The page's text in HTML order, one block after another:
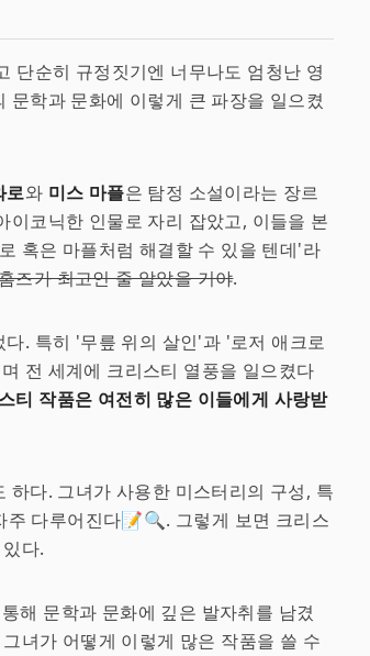
단순히 규정짓기엔 너무나도 엄청난 영
학과 문화에 이렇게 큰 파장을 일으켰
로와 미스 마플은 탐정 소설이라는 장르
이코닉한 인물로 자리 잡았고, 이들을 본
혹은 마플처럼 해결할 수 있을 텐데'라
즈가 최고인 줄 알았을 거야.
다. 특히 '무릎 위의 살인'과 '로저 애크로
전 세계에 크리스티 열풍을 일으켰다
티 작품은 여전히 많은 이들에게 사랑받
하다. 그녀가 사용한 미스터리의 구성, 특
다루어진다📝🔍. 그렇게 보면 크리스
다.
해 문학과 문화에 깊은 발자취를 남겼
녀가 어떻게 이렇게 많은 작품을 쓸 수